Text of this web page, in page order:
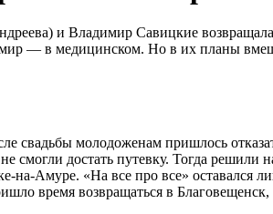
и Владимир Савицкие
— в медицинском. Но в их планы
свадьбы молодоженам пришлось
смогли достать путевку. Тогда
Амуре. «На все про все» оставался
время возвращаться в Благовещенск,